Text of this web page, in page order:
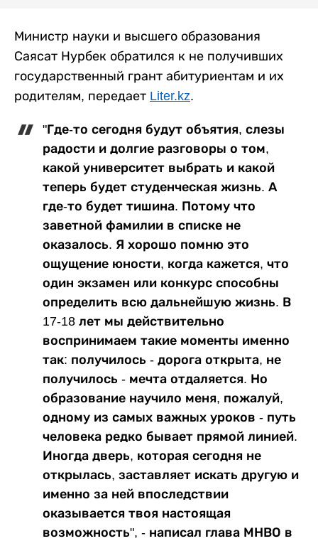
Министр науки и высшего образования
Саясат Нурбек обратился к не получивших
государственный грант абитуриентам и их
родителям, передает Liter.kz.
"Где-то сегодня будут объятия, слезы
радости и долгие разговоры о том,
какой университет выбрать и какой
теперь будет студенческая жизнь. А
где-то будет тишина. Потому что
заветной фамилии в списке не
оказалось. Я хорошо помню это
ощущение юности, когда кажется, что
один экзамен или конкурс способны
определить всю дальнейшую жизнь. В
17-18 лет мы действительно
воспринимаем такие моменты именно
так: получилось - дорога открыта, не
получилось - мечта отдаляется. Но
образование научило меня, пожалуй,
одному из самых важных уроков - путь
человека редко бывает прямой линией.
Иногда дверь, которая сегодня не
открылась, заставляет искать другую и
именно за ней впоследствии
оказывается твоя настоящая
возможность", - написал глава МНВО в